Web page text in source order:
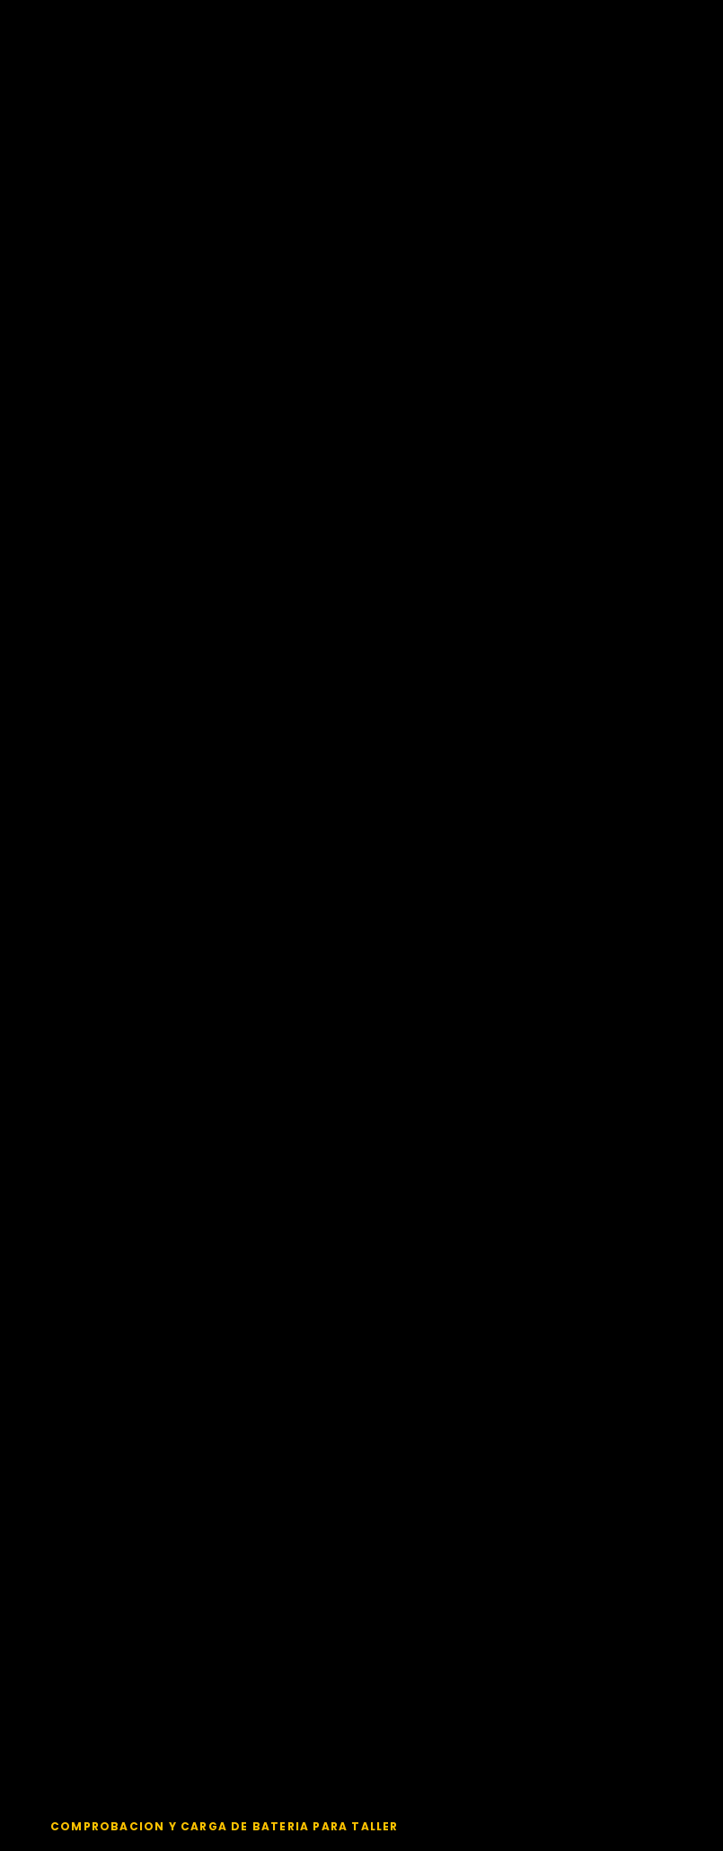
COMPROBACION Y CARGA DE BATERIA PARA TALLER